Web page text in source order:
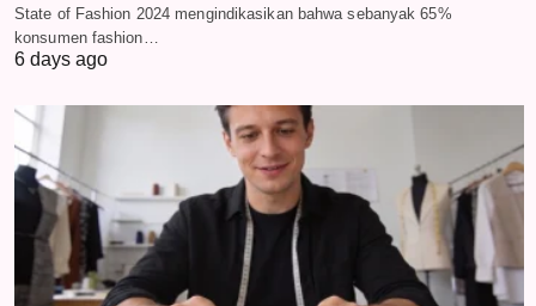
State of Fashion 2024 mengindikasikan bahwa sebanyak 65%
konsumen fashion…
6 days ago